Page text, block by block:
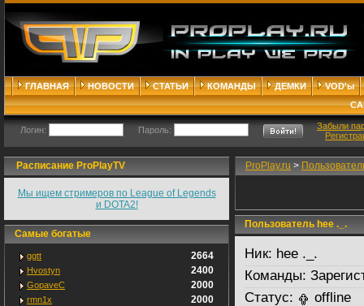
ГЛАВНАЯ НОВОСТИ СТАТЬИ КОМАНДЫ ДЕМКИ
VOD'ы
Логин: Пароль:
Забыли
Расписание ProPlayTV
Мы ищем стримеров по League of Legends
и DOTA2!
Самые богатые
ggtt 2664
Hvostyn 2400
GopaveC 2000
rmn1x 2000
ProPlay.ru >
Пользователь hee ._.
Ник: hee ._.
Команды:
Статус:
offline